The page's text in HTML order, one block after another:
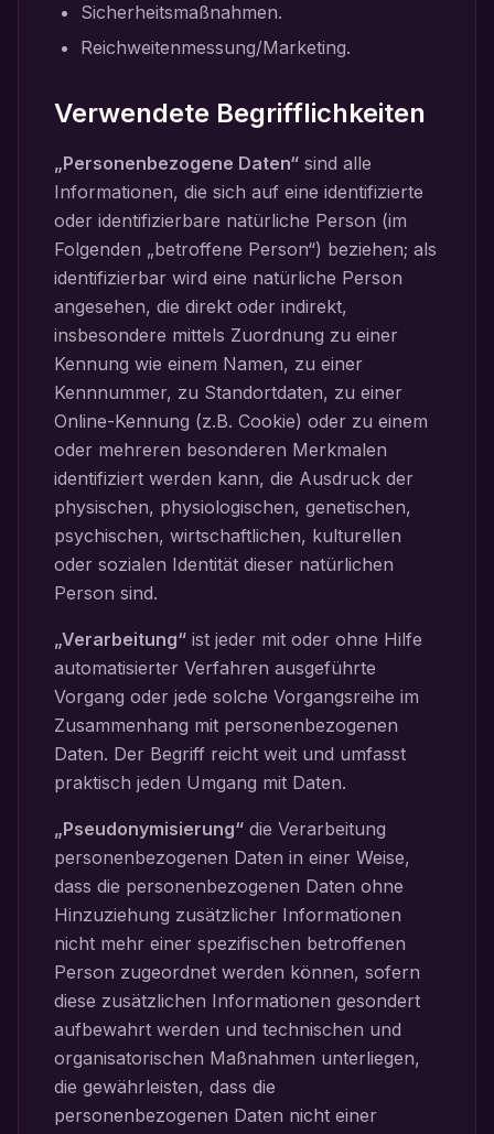
Sicherheitsmaßnahmen.
Reichweitenmessung/Marketing.
Verwendete Begrifflichkeiten
„Personenbezogene Daten“ sind alle
Informationen, die sich auf eine identifizierte
oder identifizierbare natürliche Person (im
Folgenden „betroffene Person“) beziehen; als
identifizierbar wird eine natürliche Person
angesehen, die direkt oder indirekt,
insbesondere mittels Zuordnung zu einer
Kennung wie einem Namen, zu einer
Kennnummer, zu Standortdaten, zu einer
Online-Kennung (z.B. Cookie) oder zu einem
oder mehreren besonderen Merkmalen
identifiziert werden kann, die Ausdruck der
physischen, physiologischen, genetischen,
psychischen, wirtschaftlichen, kulturellen
oder sozialen Identität dieser natürlichen
Person sind.
„Verarbeitung“ ist jeder mit oder ohne Hilfe
automatisierter Verfahren ausgeführte
Vorgang oder jede solche Vorgangsreihe im
Zusammenhang mit personenbezogenen
Daten. Der Begriff reicht weit und umfasst
praktisch jeden Umgang mit Daten.
„Pseudonymisierung“ die Verarbeitung
personenbezogenen Daten in einer Weise,
dass die personenbezogenen Daten ohne
Hinzuziehung zusätzlicher Informationen
nicht mehr einer spezifischen betroffenen
Person zugeordnet werden können, sofern
diese zusätzlichen Informationen gesondert
aufbewahrt werden und technischen und
organisatorischen Maßnahmen unterliegen,
die gewährleisten, dass die
personenbezogenen Daten nicht einer